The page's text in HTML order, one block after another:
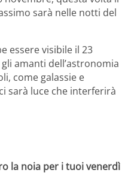
sarà nelle notti del
essere visibile il 23
amanti dell’astronomia
come galassie e
sarà luce che interferirà
la noia per i tuoi venerdì